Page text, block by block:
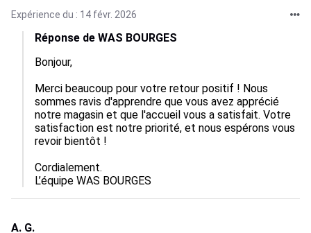
Expérience du : 14 févr. 2026
Réponse de WAS BOURGES
Bonjour,
Merci beaucoup pour votre retour positif ! Nous
sommes ravis d'apprendre que vous avez apprécié
notre magasin et que l'accueil vous a satisfait. Votre
satisfaction est notre priorité, et nous espérons vous
revoir bientôt !
Cordialement.
L’équipe WAS BOURGES
A. G.